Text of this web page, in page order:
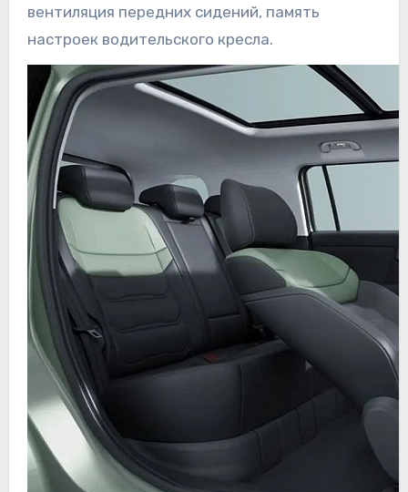
вентиляция передних сидений, память
настроек водительского кресла.